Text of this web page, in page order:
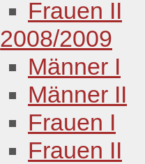
Frauen II
2008/2009
Männer I
Männer II
Frauen I
Frauen II